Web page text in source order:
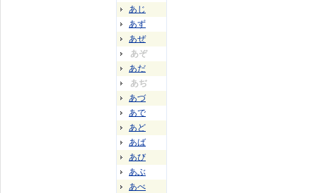
あじ
あず
あぜ
あぞ
あだ
あぢ
あづ
あで
あど
あば
あび
あぶ
あべ